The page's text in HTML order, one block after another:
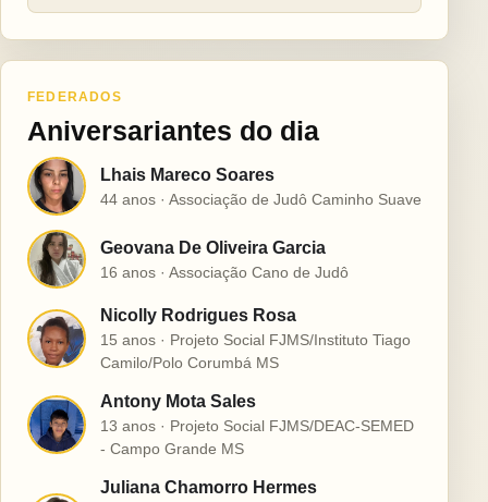
FEDERADOS
Aniversariantes do dia
L Lhais Mareco Soares
44 anos · Associação de Judô Caminho Suave
G Geovana De Oliveira Garcia
16 anos · Associação Cano de Judô
N
Nicolly Rodrigues Rosa
15 anos · Projeto Social FJMS/Instituto Tiago
Camilo/Polo Corumbá MS
A
Antony Mota Sales
13 anos · Projeto Social FJMS/DEAC-SEMED
- Campo Grande MS
Juliana Chamorro Hermes